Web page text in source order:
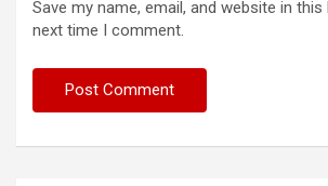
Save my name, email, and website in
next time I comment.